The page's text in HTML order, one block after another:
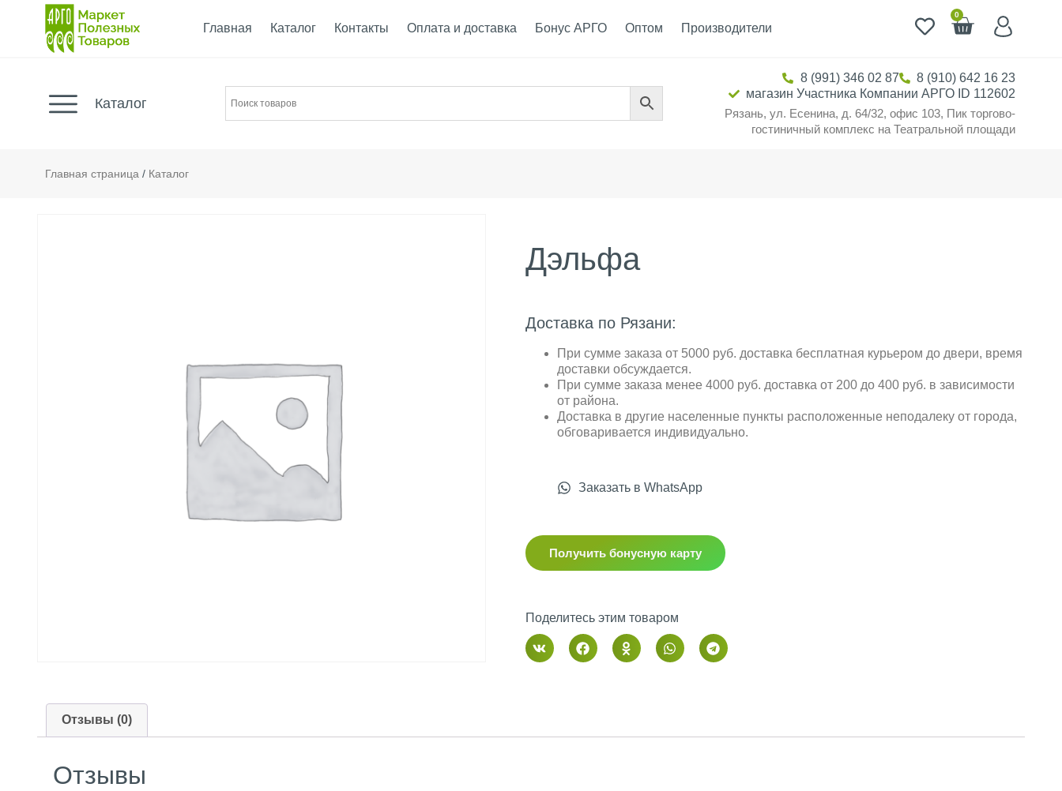
Главная Каталог Контакты Оплата и доставка Бонус АРГО Оптом Производители
0
Каталог
8 (991) 346 02 87
8 (910) 642 16 23
магазин Участника Компании АРГО ID 112602
Рязань, ул. Есенина, д. 64/32, офис 103, Пик торгово-
гостиничный комплекс на Театральной площади
Главная страница / Каталог
Дэльфа
Доставка по Рязани:
При сумме заказа от 5000 руб. доставка бесплатная курьером до двери, время
доставки обсуждается.
При сумме заказа менее 4000 руб. доставка от 200 до 400 руб. в зависимости
от района.
Доставка в другие населенные пункты расположенные неподалеку от города,
обговаривается индивидуально.
Заказать в WhatsApp
Получить бонусную карту
Поделитесь этим товаром
Отзывы (0)
Отзывы